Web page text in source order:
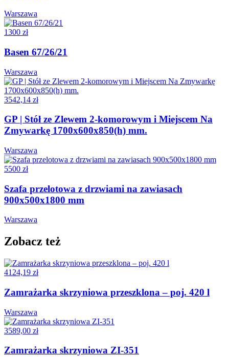
Warszawa
1300 zł
Basen 67/26/21
Warszawa
3542,14 zł
GP | Stół ze Zlewem 2-komorowym i Miejscem Na
Zmywarkę 1700x600x850(h) mm.
Warszawa
5500 zł
Szafa przelotowa z drzwiami na zawiasach
900x500x1800 mm
Warszawa
Zobacz też
4124,19 zł
Zamrażarka skrzyniowa przeszklona – poj. 420 l
Warszawa
3589,00 zł
Zamrażarka skrzyniowa ZI-351